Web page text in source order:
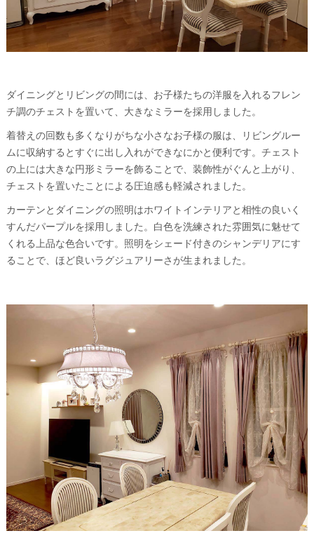
ダイニングとリビングの間には、お子様たちの洋服を入れるフレン
チ調のチェストを置いて、大きなミラーを採用しました。
着替えの回数も多くなりがちな小さなお子様の服は、リビングルー
ムに収納するとすぐに出し入れができなにかと便利です。チェスト
の上には大きな円形ミラーを飾ることで、装飾性がぐんと上がり、
チェストを置いたことによる圧迫感も軽減されました。
カーテンとダイニングの照明はホワイトインテリアと相性の良いく
すんだパープルを採用しました。白色を洗練された雰囲気に魅せて
くれる上品な色合いです。照明をシェード付きのシャンデリアにす
ることで、ほど良いラグジュアリーさが生まれました。